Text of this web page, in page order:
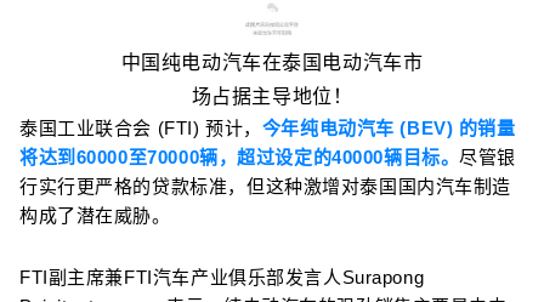
3
中国纯电动汽车在泰国电动汽车市
场占据主导地位！
泰国工业联合会 (FTI) 预计， 今年纯电动汽车 (BEV) 的销量
将达到60000至70000辆，超过设定的40000辆目标。尽管银
行实行更严格的贷款标准，但这种激增对泰国国内汽车制造
构成了潜在威胁。
FTI副主席兼FTI汽车产业俱乐部发言人Surapong